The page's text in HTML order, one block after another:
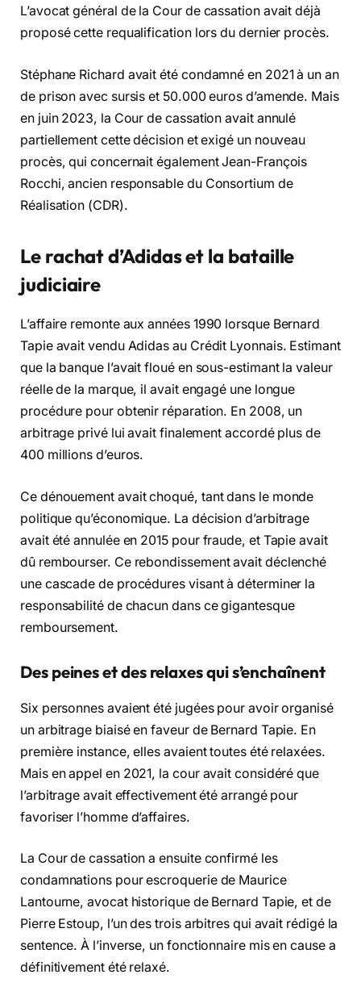
L’avocat général de la Cour de cassation avait déjà
proposé cette requalification lors du dernier procès.
Stéphane Richard avait été condamné en 2021 à un an
de prison avec sursis et 50.000 euros d’amende. Mais
en juin 2023, la Cour de cassation avait annulé
partiellement cette décision et exigé un nouveau
procès, qui concernait également Jean-François
Rocchi, ancien responsable du Consortium de
Réalisation (CDR).
Le rachat d’Adidas et la bataille
judiciaire
L’affaire remonte aux années 1990 lorsque Bernard
Tapie avait vendu Adidas au Crédit Lyonnais. Estimant
que la banque l’avait floué en sous-estimant la valeur
réelle de la marque, il avait engagé une longue
procédure pour obtenir réparation. En 2008, un
arbitrage privé lui avait finalement accordé plus de
400 millions d’euros.
Ce dénouement avait choqué, tant dans le monde
politique qu’économique. La décision d’arbitrage
avait été annulée en 2015 pour fraude, et Tapie avait
dû rembourser. Ce rebondissement avait déclenché
une cascade de procédures visant à déterminer la
responsabilité de chacun dans ce gigantesque
remboursement.
Des peines et des relaxes qui s’enchaînent
Six personnes avaient été jugées pour avoir organisé
un arbitrage biaisé en faveur de Bernard Tapie. En
première instance, elles avaient toutes été relaxées.
Mais en appel en 2021, la cour avait considéré que
l’arbitrage avait effectivement été arrangé pour
favoriser l’homme d’affaires.
La Cour de cassation a ensuite confirmé les
condamnations pour escroquerie de Maurice
Lantourne, avocat historique de Bernard Tapie, et de
Pierre Estoup, l’un des trois arbitres qui avait rédigé la
sentence. À l’inverse, un fonctionnaire mis en cause a
définitivement été relaxé.